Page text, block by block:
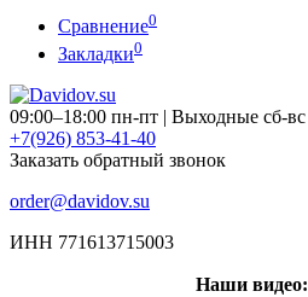
Сравнение0
Закладки0
09:00–18:00 пн-пт | Выходные сб-вс
+7(926) 853-41-40
Заказать обратный звонок
order@davidov.su
ИНН 771613715003
Наши видео: